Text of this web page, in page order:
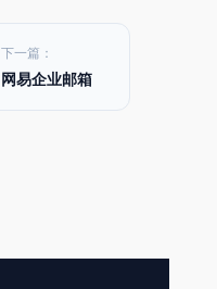
下一篇：
网易企业邮箱